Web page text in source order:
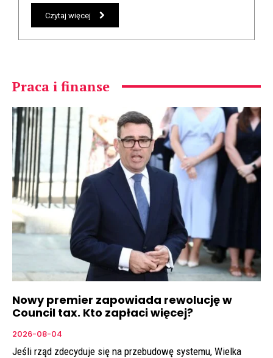
Czytaj więcej
Praca i finanse
Nowy premier zapowiada rewolucję w
Council tax. Kto zapłaci więcej?
2026-08-04
Jeśli rząd zdecyduje się na przebudowę systemu, Wielka